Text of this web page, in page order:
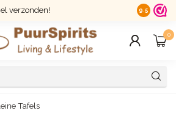
verzonden! 14 dagen
9.5
0
Tafels